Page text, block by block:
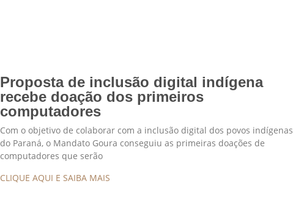
Proposta de inclusão digital indígena
recebe doação dos primeiros
computadores
Com o objetivo de colaborar com a inclusão digital dos povos indígenas
do Paraná, o Mandato Goura conseguiu as primeiras doações de
computadores que serão
CLIQUE AQUI E SAIBA MAIS